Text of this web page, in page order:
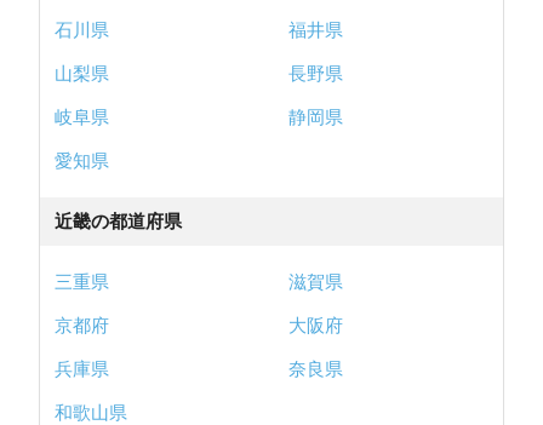
石川県
福井県
山梨県
長野県
岐阜県
静岡県
愛知県
近畿の都道府県
三重県
滋賀県
京都府
大阪府
兵庫県
奈良県
和歌山県